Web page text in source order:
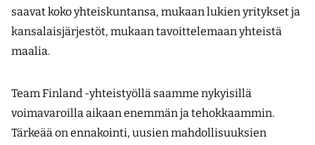
saavat koko yhteiskuntansa, mukaan lukien yritykset ja
kansalaisjärjestöt, mukaan tavoittelemaan yhteistä
maalia.
Team Finland -yhteistyöllä saamme nykyisillä
voimavaroilla aikaan enemmän ja tehokkaammin.
Tärkeää on ennakointi, uusien mahdollisuuksien